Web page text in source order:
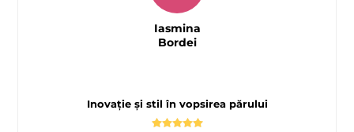
Inovație și stil în vopsirea părului
Iasmina
Bordei